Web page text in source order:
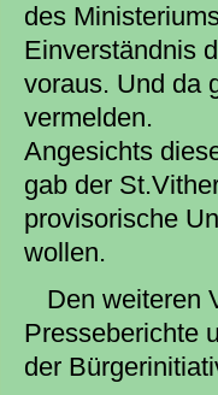
des
Einverständnis
voraus. Und da
vermelden.
Angesichts
gab der
provisorische
wollen.
Den weiteren
Presseberichte
der